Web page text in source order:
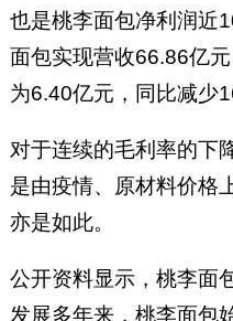
也是桃李面包净利润近
面包实现营收66.86亿
为6.40亿元，同比减少
对于连续的毛利率的下
是由疫情、原材料价格
亦是如此。
公开资料显示，桃李面
发展多年来，桃李面包